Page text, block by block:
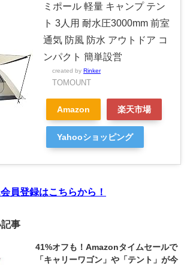
ミポール 軽量 キャンプ テン
ト 3人用 耐水圧3000mm 前室
通気 防風 防水 アウトドア コ
ンパクト 簡単設営
created by Rinker
TOMOUNT
Amazon 楽天市場
Yahooショッピング
員登録はこちらから！
事
41%オフも！Amazonタイムセールで
「キャリーワゴン」や「テント」が今